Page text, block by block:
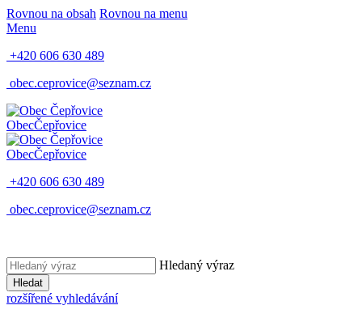
Rovnou na obsah Rovnou na menu
Menu
+420 606 630 489
obec.ceprovice@seznam.cz
ObecČepřovice
ObecČepřovice
+420 606 630 489
obec.ceprovice@seznam.cz
Hledaný výraz
Hledat
rozšířené vyhledávání